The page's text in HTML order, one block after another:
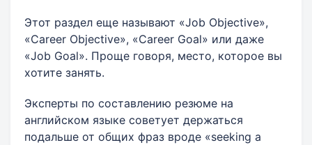
Этот раздел еще называют «Job Objective»,
«Career Objective», «Career Goal» или даже
«Job Goal». Проще говоря, место, которое вы
хотите занять.
Эксперты по составлению резюме на
английском языке советует держаться
подальше от общих фраз вроде «seeking a